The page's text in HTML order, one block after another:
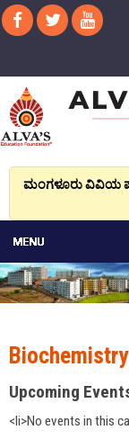
ಮಂಗಳೂರು ವಿವಿಯ
Biochemistry
Upcoming
<li>No events in this